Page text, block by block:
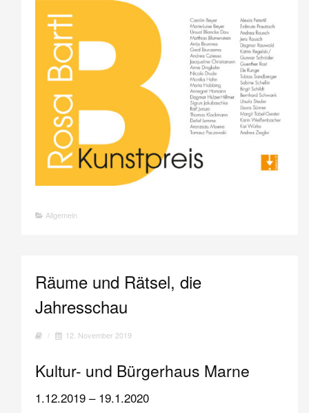
Allgemein
Räume und Rätsel, die
Jahresschau
/ 12. November 2019
Kultur- und Bürgerhaus Marne
1.12.2019 – 19.1.2020